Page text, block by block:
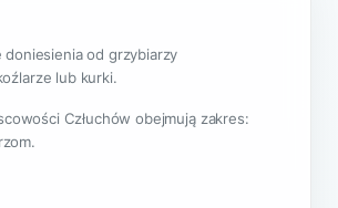
od grzybiarzy
lub kurki.
Człuchów obejmują zakres: